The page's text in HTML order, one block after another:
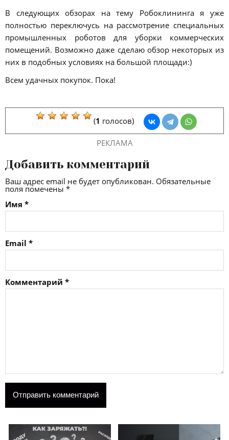
В следующих обзорах на тему Робоклининга я уже
полностью переключусь на рассмотрение специальных
промышленных роботов для уборки коммерческих
помещений. Возможно даже сделаю обзор некоторых из
них в подобных условиях на большой площади:)
Всем удачных покупок. Пока!
(1 голосов)
РЕКЛАМА
Добавить комментарий
Ваш адрес email не будет опубликован. Обязательные
поля помечены *
Имя *
Email *
Комментарий *